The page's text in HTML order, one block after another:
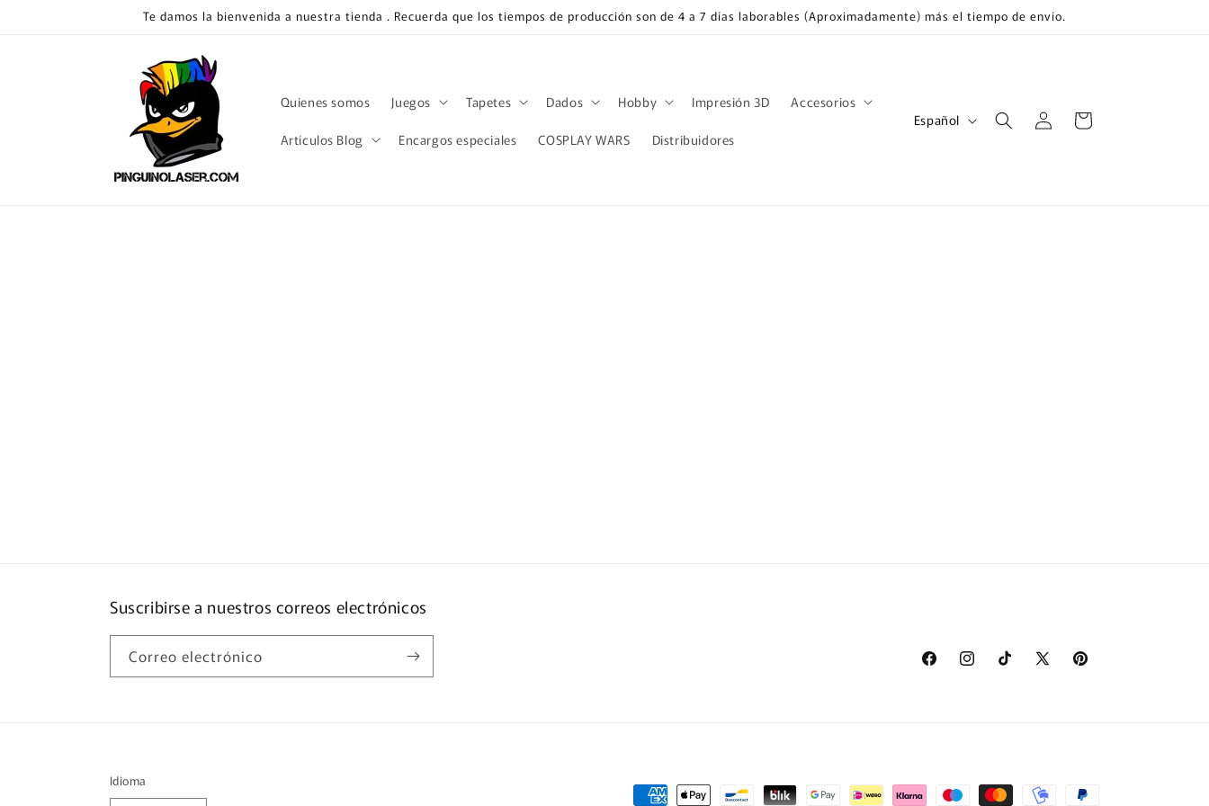
Te damos la bienvenida a nuestra tienda . Recuerda que los tiempos de producción son de 4 a 7 días laborables (Aproximadamente) más el tiempo de envío.
Quienes somos Juegos Tapetes Dados Hobby Impresión 3D Accesorios
Artículos Blog Encargos especiales COSPLAY WARS Distribuidores
Español
Iniciar
sesión
Carrito
Suscribirse a nuestros correos electrónicos
Correo electrónico
FacebookInstagramTikTok
X
Pinterest
Idioma
Formas